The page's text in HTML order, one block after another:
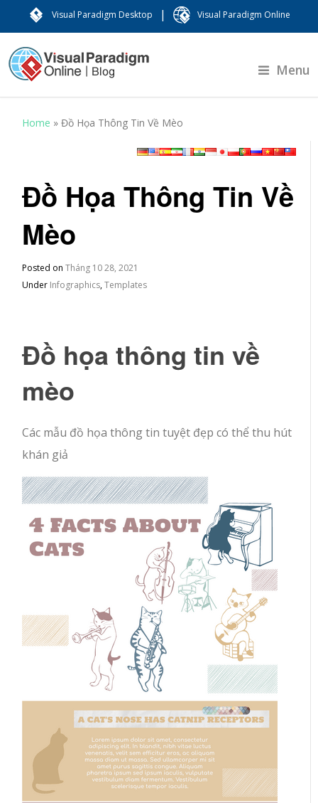
Visual Paradigm Desktop | Visual Paradigm Online
Menu
Home »Đồ Họa Thông Tin Về Mèo
Đồ Họa Thông Tin Về
Mèo
Posted onTháng 10 28, 2021
Under Infographics,Templates
Đồ họa thông tin về
mèo
Các mẫu đồ họa thông tin tuyệt đẹp có thể thu hút
khán giả